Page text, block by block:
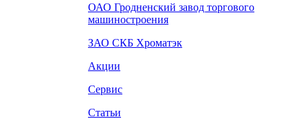
ОАО Гродненский завод торгового
машиностроения
ЗАО СКБ Хроматэк
Акции
Сервис
Статьи